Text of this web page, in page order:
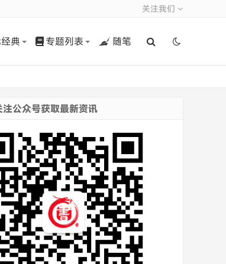
关注我们
典 专题列表 随笔
注公众号获取最新资讯